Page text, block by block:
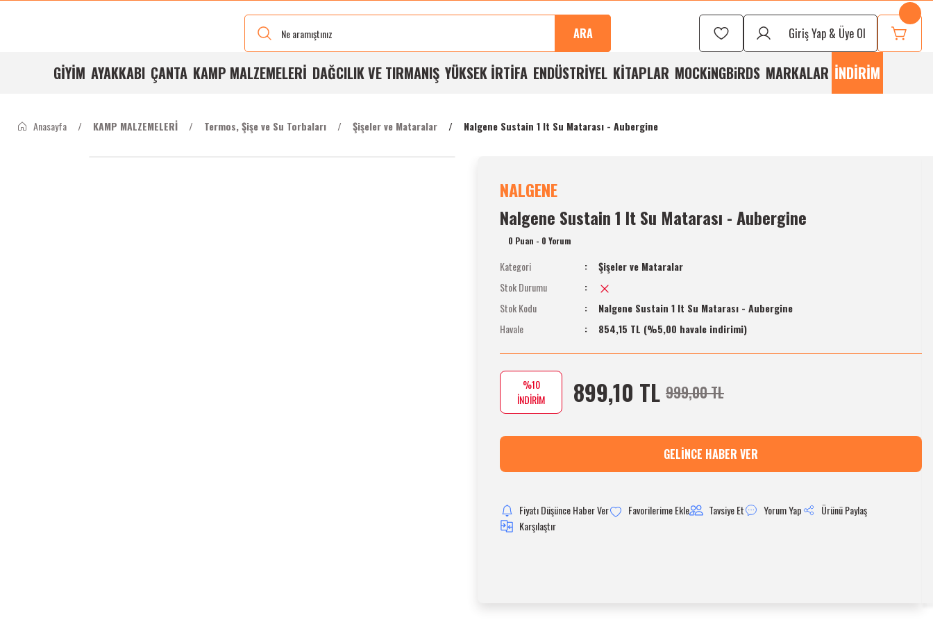
Ve Bedenleri
ile
Stoğumuzda
Buluşma
Kalite
Ücretsiz
Gün
İmkanı
ARA Giriş Yap & Üye Ol
GİYİM AYAKKABI ÇANTA KAMP MALZEMELERİ DAĞCILIK VE TIRMANIŞ YÜKSEK İRTİFA ENDÜSTRİYEL KİTAPLAR MOCKiNGBiRDS MARKALAR İNDİRİM
Anasayfa KAMP MALZEMELERİ Termos, Şişe ve Su Torbaları Şişeler ve Mataralar Nalgene Sustain 1 lt Su Matarası - Aubergine
NALGENE
Nalgene Sustain 1 lt Su Matarası - Aubergine
0 Puan - 0 Yorum
Kategori
Şişeler ve Mataralar
Stok Durumu
Stok Kodu
Nalgene Sustain 1 lt Su Matarası - Aubergine
Havale
854,15 TL (%5,00 havale indirimi)
%10
İNDİRİM
899,10 TL 999,00 TL
GELINCE HABER VER
Fiyatı Düşünce Haber Ver Tavsiye Et Yorum Yap
Ürünü Paylaş
Karşılaştır